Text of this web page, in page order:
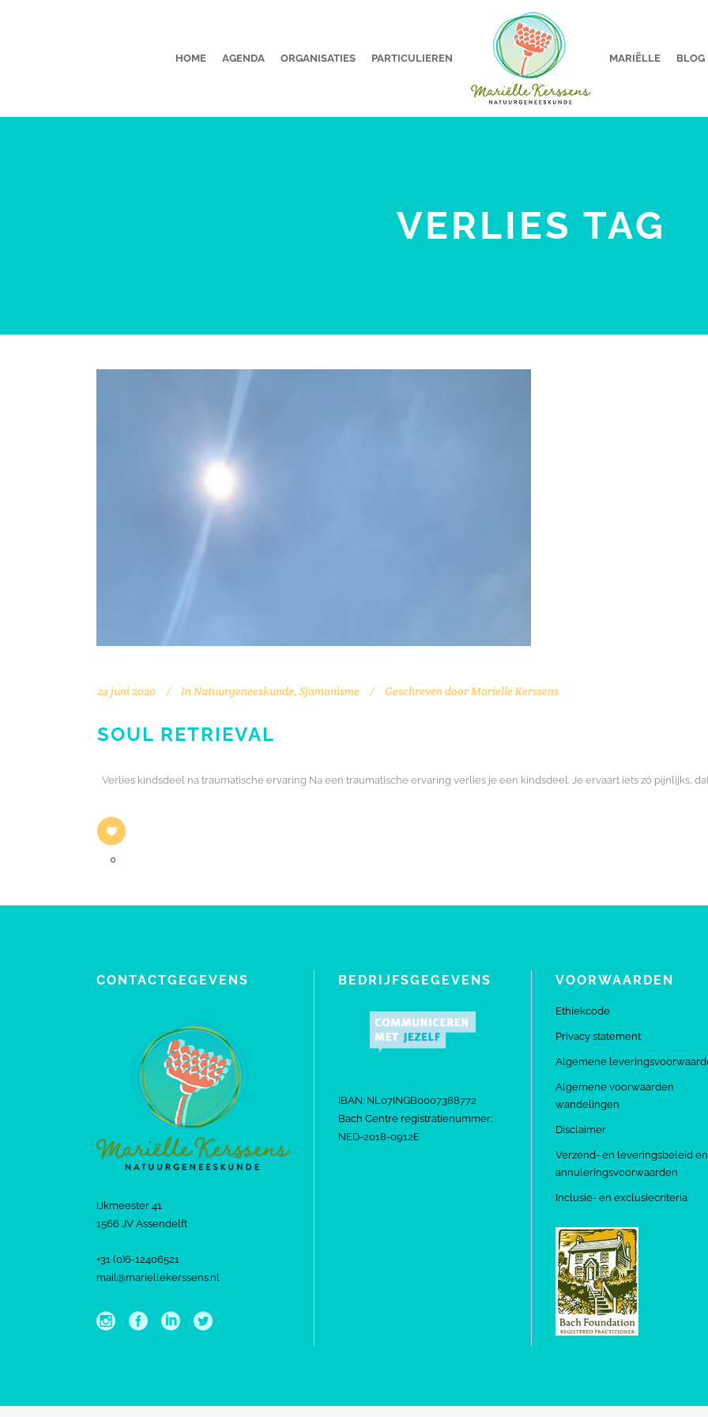
HOME AGENDA ORGANISATIES PARTICULIEREN MARIËLLE BLOG
VERLIES TAG
24 juni 2020 InNatuurgeneeskunde, Sjamanisme Geschreven doorMarielle Kerssens
SOUL RETRIEVAL
Verlies kindsdeel na traumatische ervaring Na een traumatische ervaring verlies je een kindsdeel. Je ervaart iets zó pijnlijks,
0
CONTACTGEGEVENS
IJkmeester 41
1566 JV Assendelft
+31 (0)6-12406521
mail@mariellekerssens.nl
BEDRIJFSGEGEVENS
IBAN: NL07INGB0007388772
Bach Centre registratienummer:
NED-2018-0912E
VOORWAARDEN
Ethiekcode
Privacy statement
Algemene
Algemene voorwaarden
wandelingen
Disclaimer
Verzend- en leveringsbeleid en
annuleringsvoorwaarden
Inclusie- en exclusiecriteria